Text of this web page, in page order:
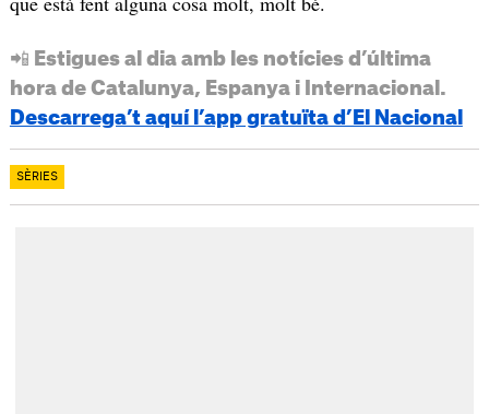
📲 Estigues al dia amb les notícies d’última
hora de Catalunya, Espanya i Internacional.
Descarrega’t aquí l’app gratuïta d’El Nacional
SÈRIES